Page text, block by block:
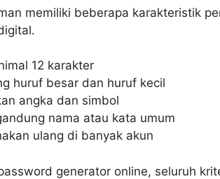
memiliki beberapa karakteristik
12 karakter
huruf besar dan huruf kecil
angka dan simbol
nama atau kata umum
ulang di banyak akun
generator online, seluruh